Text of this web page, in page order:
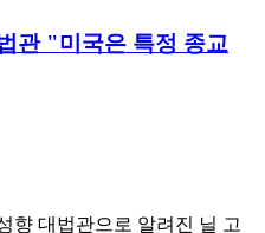
관 "미국은 특정 종교
향 대법관으로 알려진 닐 고